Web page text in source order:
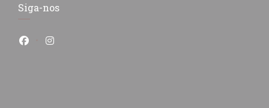
Siga-nos
Facebook ((abre numa nova janela))
Instagram ((abre numa nova janela))